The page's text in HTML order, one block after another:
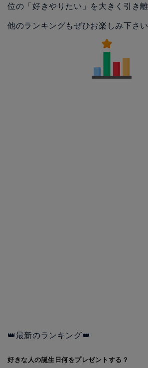
位の「好きやりたい」を大きく引き離
他のランキングもぜひお楽しみ下さい
👑最新のランキング👑
好きな人の誕生日何をプレゼントする？